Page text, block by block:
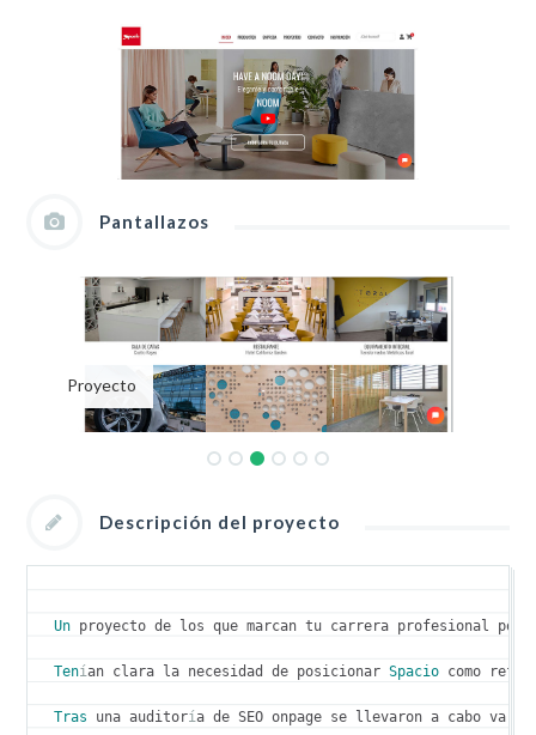
Pantallazos
Proyecto
Descripción del proyecto
Un proyecto de los que marcan tu carrera profesional por
Tenían clara la necesidad de posicionar Spacio como
Tras una auditoría de SEO onpage se llevaron a cabo